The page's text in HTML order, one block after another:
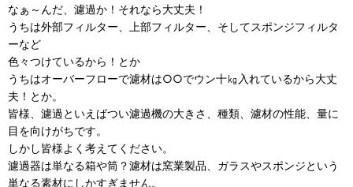
なぁ～んだ、濾過か！それなら大丈夫！
うちは外部フィルター、上部フィルター、そしてスポンジフィルタ
ーなど
色々つけているから！とか
うちはオーバーフローで濾材は○○でウン十㎏入れているから大丈
夫！とか。
皆様、濾過といえばつい濾過機の大きさ、種類、濾材の性能、量に
目を向けがちです。
しかし皆様よく考えてください。
濾過器は単なる箱や筒？濾材は窯業製品、ガラスやスポンジという
単なる素材にしかすぎません。